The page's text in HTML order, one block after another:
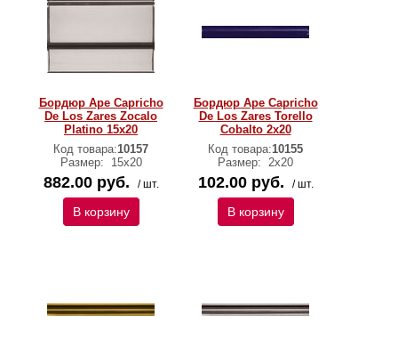
Бордюр Ape Capricho
De Los Zares Zocalo
Platino 15x20
Код товара:10157
Размер:
15x20
882.00 руб. / шт.
В корзину
Бордюр Ape Capricho
De Los Zares Torello
Cobalto 2x20
Код товара:10155
Размер: 2x20
102.00 руб. / шт.
В корзину